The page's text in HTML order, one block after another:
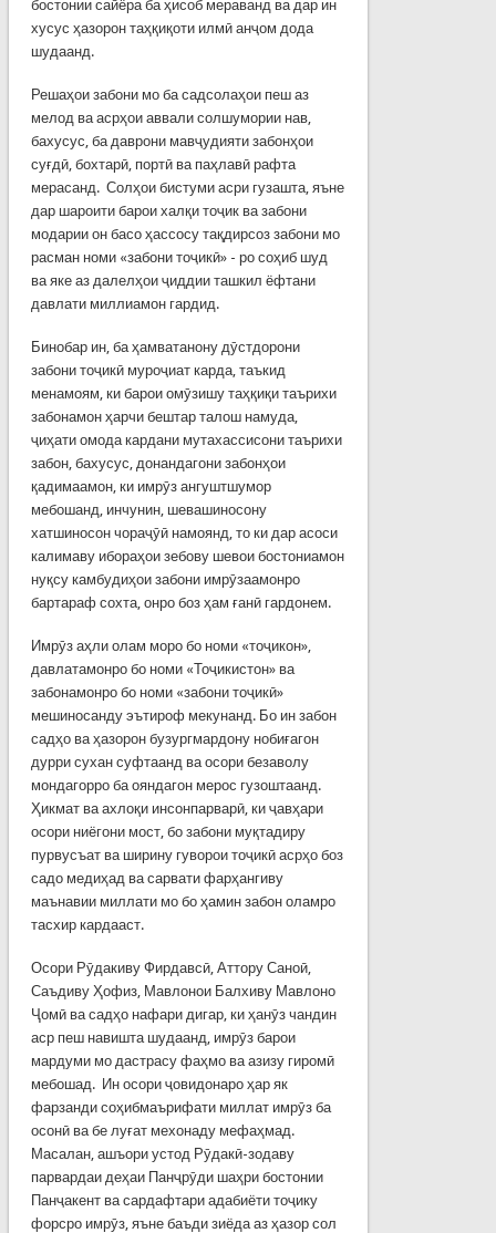
бостонии сайёра ба ҳисоб мераванд ва дар ин
хусус ҳазорон таҳқиқоти илмӣ анҷом дода
шудаанд.
Решаҳои забони мо ба садсолаҳои пеш аз
мелод ва асрҳои аввали солшумории нав,
бахусус, ба даврони мавҷудияти забонҳои
суғдӣ, бохтарӣ, портӣ ва паҳлавӣ рафта
мерасанд. Солҳои бистуми асри гузашта, яъне
дар шароити барои халқи тоҷик ва забони
модарии он басо ҳассосу тақдирсоз забони мо
расман номи «забони тоҷикӣ» - ро соҳиб шуд
ва яке аз далелҳои ҷиддии ташкил ёфтани
давлати миллиамон гардид.
Бинобар ин, ба ҳамватанону дӯстдорони
забони тоҷикӣ муроҷиат карда, таъкид
менамоям, ки барои омӯзишу таҳқиқи таърихи
забонамон ҳарчи бештар талош намуда,
ҷиҳати омода кардани мутахассисони таърихи
забон, бахусус, донандагони забонҳои
қадимаамон, ки имрӯз ангуштшумор
мебошанд, инчунин, шевашиносону
хатшиносон чораҷӯӣ намоянд, то ки дар асоси
калимаву ибораҳои зебову шевои бостониамон
нуқсу камбудиҳои забони имрӯзаамонро
бартараф сохта, онро боз ҳам ғанӣ гардонем.
Имрӯз аҳли олам моро бо номи «тоҷикон»,
давлатамонро бо номи «Тоҷикистон» ва
забонамонро бо номи «забони тоҷикӣ»
мешиносанду эътироф мекунанд. Бо ин забон
садҳо ва ҳазорон бузургмардону нобиғагон
дурри сухан суфтаанд ва осори безаволу
мондагорро ба ояндагон мерос гузоштаанд.
Ҳикмат ва ахлоқи инсонпарварӣ, ки ҷавҳари
осори ниёгони мост, бо забони муқтадиру
пурвусъат ва ширину гуворои тоҷикӣ асрҳо боз
садо медиҳад ва сарвати фарҳангиву
маънавии миллати мо бо ҳамин забон оламро
тасхир кардааст.
Осори Рӯдакиву Фирдавсӣ, Аттору Саноӣ,
Саъдиву Ҳофиз, Мавлонои Балхиву Мавлоно
Ҷомӣ ва садҳо нафари дигар, ки ҳанӯз чандин
аср пеш навишта шудаанд, имрӯз барои
мардуми мо дастрасу фаҳмо ва азизу гиромӣ
мебошад. Ин осори ҷовидонаро ҳар як
фарзанди соҳибмаърифати миллат имрӯз ба
осонӣ ва бе луғат мехонаду мефаҳмад.
Масалан, ашъори устод Рӯдакӣ-зодаву
парвардаи деҳаи Панҷрӯди шаҳри бостонии
Панҷакент ва сардафтари адабиёти тоҷику
форсро имрӯз, яъне баъди зиёда аз ҳазор сол